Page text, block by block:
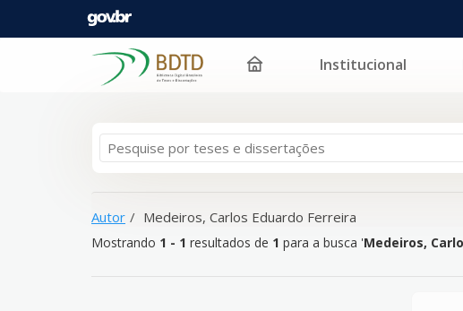
resultados de1para a busca ' Medeiros, Carlos
Pular para o conteúdo Institucional
Autor Medeiros, Carlos Eduardo Ferreira
Mostrando 1 - 1 resultados de 1 para a busca 'Medeiros,